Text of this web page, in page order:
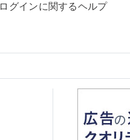
ログインに関するヘルプ